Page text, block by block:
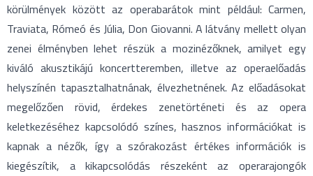
körülmények között az operabarátok mint például: Carmen,
Traviata, Rómeó és Júlia, Don Giovanni. A látvány mellett olyan
zenei élményben lehet részük a mozinézőknek, amilyet egy
kiváló akusztikájú koncertteremben, illetve az operaelőadás
helyszínén tapasztalhatnának, élvezhetnének. Az előadásokat
megelőzően rövid, érdekes zenetörténeti és az opera
keletkezéséhez kapcsolódó színes, hasznos információkat is
kapnak a nézők, így a szórakozást értékes információk is
kiegészítik, a kikapcsolódás részeként az operarajongók